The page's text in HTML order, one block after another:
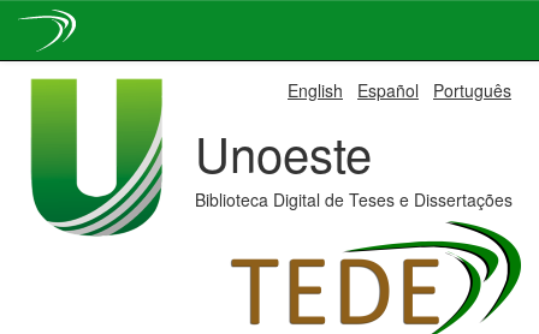
English Español Português
Unoeste
Biblioteca Digital de Teses e Dissertações